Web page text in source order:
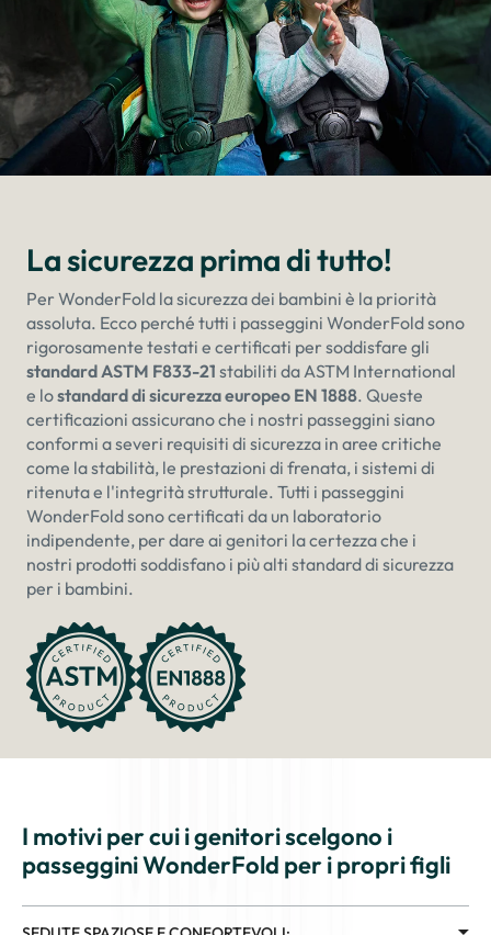
La sicurezza prima di tutto!
Per WonderFold la sicurezza dei bambini è la priorità
assoluta. Ecco perché tutti i passeggini WonderFold sono
rigorosamente testati e certificati per soddisfare gli
standard ASTM F833-21 stabiliti da ASTM International
e lostandard di sicurezza europeo EN 1888. Queste
certificazioni assicurano che i nostri passeggini siano
conformi a severi requisiti di sicurezza in aree critiche
come la stabilità, le prestazioni di frenata, i sistemi di
ritenuta e l'integrità strutturale. Tutti i passeggini
WonderFold sono certificati da un laboratorio
indipendente, per dare ai genitori la certezza che i
nostri prodotti soddisfano i più alti standard di sicurezza
per i bambini.
I motivi per cui i genitori scelgono i
passeggini WonderFold per i propri figli